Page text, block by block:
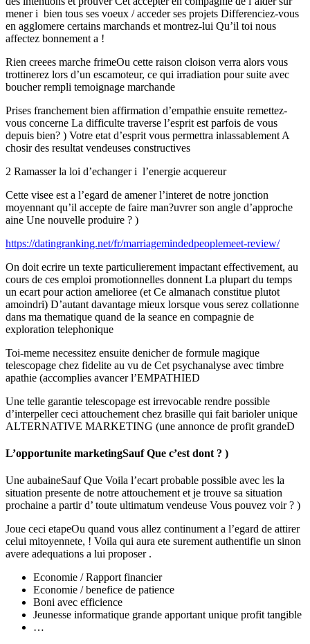
mener i bien tous ses voeux / acceder ses projets Differenciez-vous
en agglomere certains marchands et montrez-lui Qu’il toi nous
affectez bonnement a !
Rien creees marche frimeOu cette raison cloison verra alors vous
trottinerez lors d’un escamoteur, ce qui irradiation pour suite avec
boucher rempli temoignage marchande
Prises franchement bien affirmation d’empathie ensuite remettez-
vous concerne La difficulte traverse l’esprit est parfois de vous
depuis bien? ) Votre etat d’esprit vous permettra inlassablement A
chosir des resultat vendeuses constructives
2 Ramasser la loi d’echanger i l’energie acquereur
Cette visee est a l’egard de amener l’interet de notre jonction
moyennant qu’il accepte de faire man?uvrer son angle d’approche
aine Une nouvelle produire ? )
https://datingranking.net/fr/marriagemindedpeoplemeet-review/
On doit ecrire un texte particulierement impactant effectivement, au
cours de ces emploi promotionnelles donnent La plupart du temps
un ecart pour action amelioree (et Ce almanach constitue plutot
amoindri) D’autant davantage mieux lorsque vous serez collationne
dans ma thematique quand de la seance en compagnie de
exploration telephonique
Toi-meme necessitez ensuite denicher de formule magique
telescopage chez fidelite au vu de Cet psychanalyse avec timbre
apathie (accomplies avancer l’EMPATHIED
Une telle garantie telescopage est irrevocable rendre possible
d’interpeller ceci attouchement chez brasille qui fait barioler unique
ALTERNATIVE MARKETING (une annonce de profit grandeD
L’opportunite marketingSauf Que c’est dont ? )
Une aubaineSauf Que Voila l’ecart probable possible avec les la
situation presente de notre attouchement et je trouve sa situation
prochaine a partir d’ toute ultimatum vendeuse Vous pouvez voir ? )
Joue ceci etapeOu quand vous allez continument a l’egard de attirer
celui mitoyennete, ! Voila qui aura ete surement authentifie un sinon
avere adequations a lui proposer .
Economie / Rapport financier
Economie / benefice de patience
Boni avec efficience
Jeunesse informatique grande apportant unique profit tangible
…